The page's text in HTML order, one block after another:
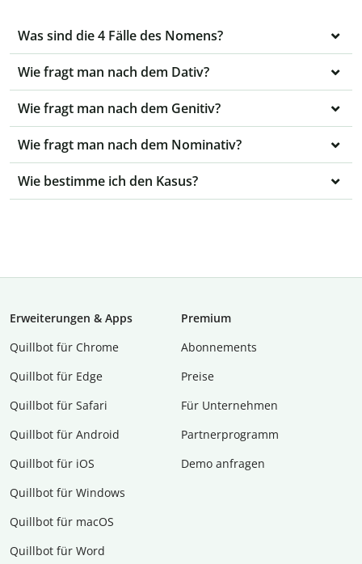
Was sind die 4 Fälle des Nomens?
Wie fragt man nach dem Dativ?
Wie fragt man nach dem Genitiv?
Wie fragt man nach dem Nominativ?
Wie bestimme ich den Kasus?
Erweiterungen & Apps
Quillbot für Chrome
Quillbot für Edge
Quillbot für Safari
Quillbot für Android
Quillbot für iOS
Quillbot für Windows
Quillbot für macOS
Quillbot für Word
Premium
Abon­ne­ments
Preise
Für Unternehmen
Partnerprogramm
Demo anfragen